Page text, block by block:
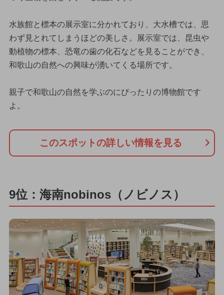
水族館と標本の展示室に分かれており、大水槽では、思
わず見とれてしまうほどの美しさ。展示室では、昆虫や
動植物の標本、恐竜の歯の化石などを見ることができ、
和歌山の自然への興味が湧いてくる場所です。
親子で和歌山の自然を学ぶのにぴったりの博物館です
よ。
このスポットの詳しい情報を見る
9位：海南nobinos（ノビノス）